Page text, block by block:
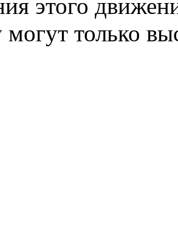
этого
могут только